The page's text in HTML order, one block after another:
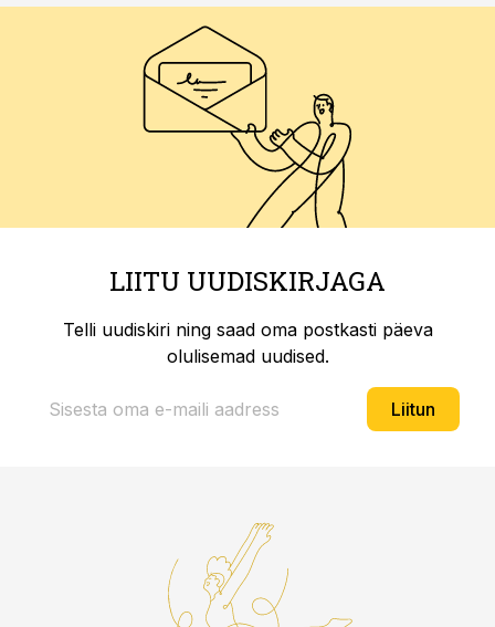
LIITU UUDISKIRJAGA
Telli uudiskiri ning saad oma postkasti päeva
olulisemad uudised.
Liitun